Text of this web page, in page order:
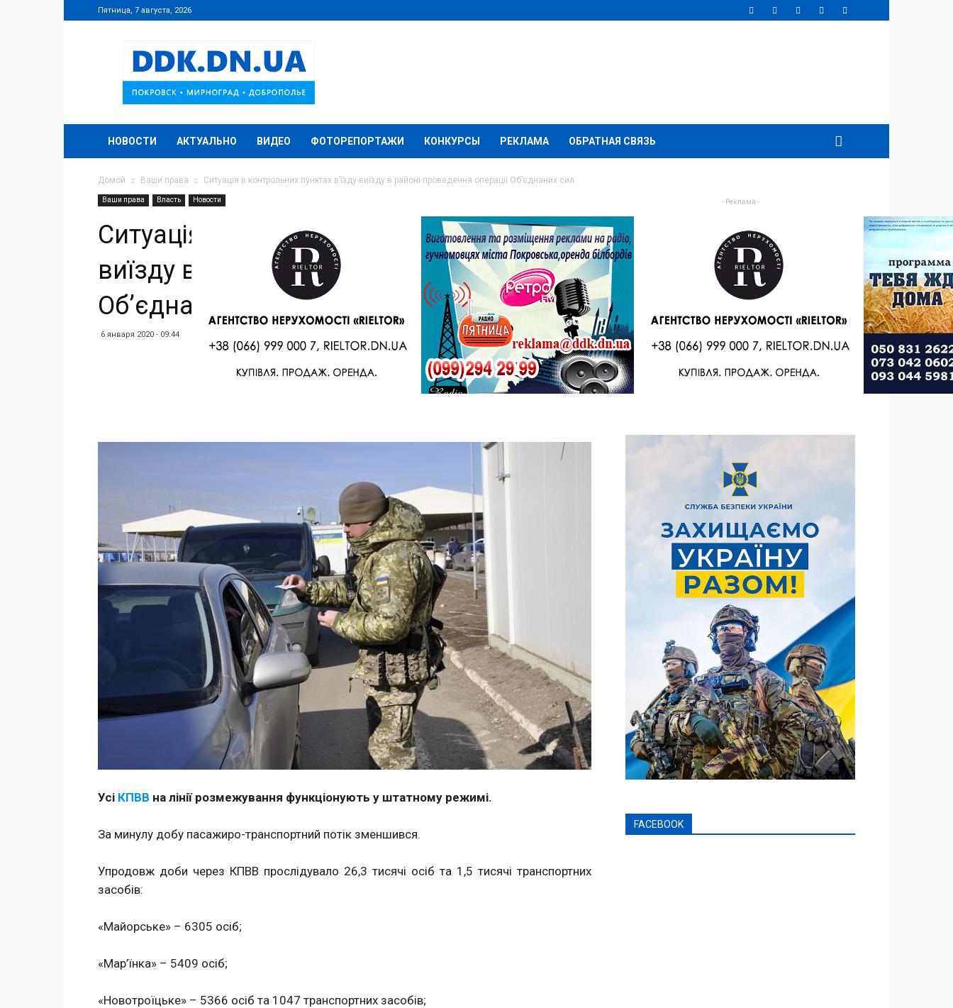
Пятница, 7 августа, 2026
DDK.DN.UA
НОВОСТИ АКТУАЛЬНО ВИДЕО ФОТОРЕПОРТАЖИ КОНКУРСЫ РЕКЛАМА ОБРАТНАЯ СВЯЗЬ
Домой Ваши права Ситуація в контрольних пунктах в’їзду-виїзду в районі проведення операції Об’єднаних сил
Ваши права Власть Новости
Ситуація в контрольних пунктах в’їзду-
виїзду в районі проведення операції
Об’єднаних сил
6 января 2020 - 09:44
Усі КПВВ на лінії розмежування функціонують у штатному режимі.
За минулу добу пасажиро-транспортний потік зменшився.
Упродовж доби через КПВВ прослідувало 26,3 тисячі осіб та 1,5 тисячі транспортних
засобів:
«Майорське» – 6305 осіб;
«Мар’їнка» – 5409 осіб;
«Новотроїцьке» – 5366 осіб та 1047 транспортних засобів;
- Реклама -
FACEBOOK